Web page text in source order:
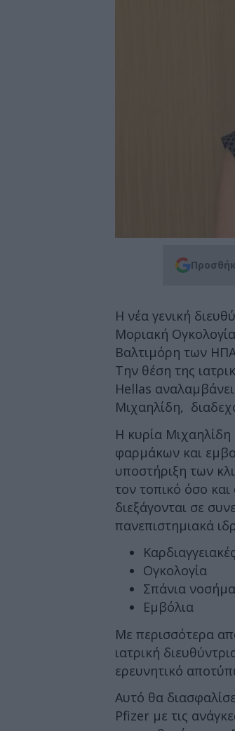
Η νέα γενική
Μοριακή
Βαλτιμόρη των
Την θέση της
Hellas
Μιχαηλίδη,
Η κυρία
φαρμάκων και
υποστήριξη των
τoν τοπικό όσο
διεξάγονται σε
πανεπιστημιακά
Ογκολογία
Σπάνια
Εμβόλια
Με περισσότερα
ιατρική
ερευνητικό
Αυτό θα
Pfizer με τις